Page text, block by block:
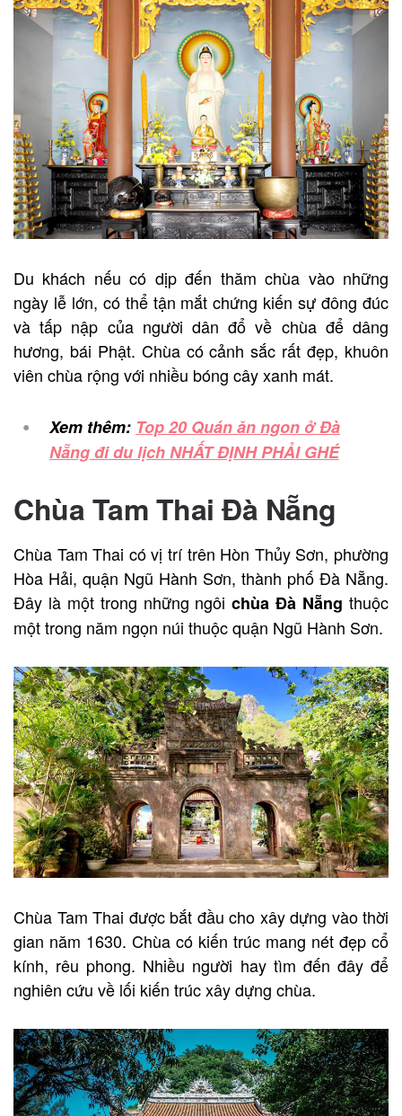
Du khách nếu có dịp đến thăm chùa vào những
ngày lễ lớn, có thể tận mắt chứng kiến sự đông đúc
và tấp nập của người dân đổ về chùa để dâng
hương, bái Phật. Chùa có cảnh sắc rất đẹp, khuôn
viên chùa rộng với nhiều bóng cây xanh mát.
Xem thêm: Top 20 Quán ăn ngon ở Đà
Nẵng đi du lịch NHẤT ĐỊNH PHẢI GHÉ
Chùa Tam Thai Đà Nẵng
Chùa Tam Thai có vị trí trên Hòn Thủy Sơn, phường
Hòa Hải, quận Ngũ Hành Sơn, thành phố Đà Nẵng.
Đây là một trong những ngôichùa Đà Nẵngthuộc
một trong năm ngọn núi thuộc quận Ngũ Hành Sơn.
Chùa Tam Thai được bắt đầu cho xây dựng vào thời
gian năm 1630. Chùa có kiến trúc mang nét đẹp cổ
kính, rêu phong. Nhiều người hay tìm đến đây để
nghiên cứu về lối kiến trúc xây dựng chùa.